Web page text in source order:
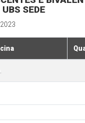
SEDE